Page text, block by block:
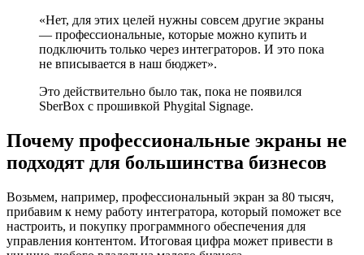
«Нет, для этих целей нужны совсем другие экраны
— профессиональные, которые можно купить и
подключить только через интеграторов. И это пока
не вписывается в наш бюджет».
Это действительно было так, пока не появился
SberBox с прошивкой Phygital Signage.
Почему профессиональные экраны не
подходят для большинства бизнесов
Возьмем, например, профессиональный экран за 80 тысяч,
прибавим к нему работу интегратора, который поможет все
настроить, и покупку программного обеспечения для
управления контентом. Итоговая цифра может привести в